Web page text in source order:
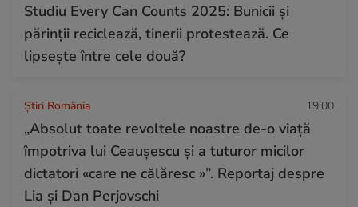
Studiu Every Can Counts 2025: Bunicii și
părinții reciclează, tinerii protestează. Ce
lipsește între cele două?
Știri România 19:00
„Absolut toate revoltele noastre de-o viață
împotriva lui Ceaușescu și a tuturor micilor
dictatori «care ne călăresc »”. Reportaj despre
Lia și Dan Perjovschi